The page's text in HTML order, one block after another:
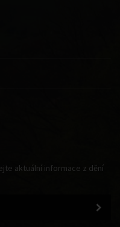
aktuální informace z dění